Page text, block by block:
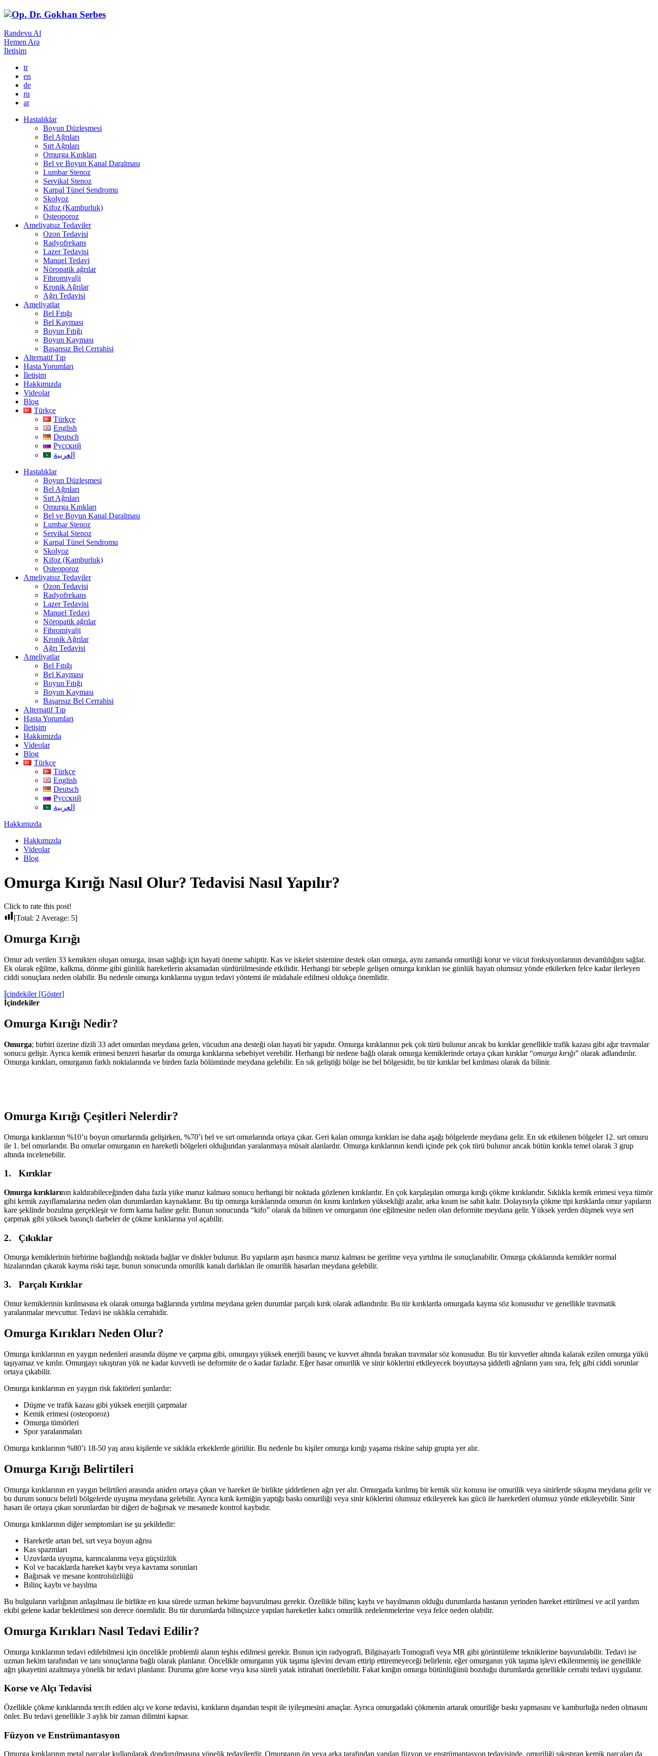
Randevu Al
Hemen Ara
İletişim
tr
en
de
ru
ar
Hastalıklar
Boyun Düzleşmesi
Bel Ağrıları
Sırt Ağrıları
Omurga Kırıkları
Bel ve Boyun Kanal Daralması
Lumbar Stenoz
Servikal Stenoz
Karpal Tünel Sendromu
Skolyoz
Kifoz (Kamburluk)
Osteoporoz
Ameliyatsız Tedaviler
Ozon Tedavisi
Radyofrekans
Lazer Tedavisi
Manuel Tedavi
Nöropatik ağrılar
Fibromiyalji
Kronik Ağrılar
Ağrı Tedavisi
Ameliyatlar
Bel Fıtığı
Bel Kayması
Boyun Fıtığı
Boyun Kayması
Başarısız Bel Cerrahisi
Alternatif Tıp
Hasta Yorumları
İletişim
Hakkımızda
Videolar
Blog
Türkçe
Türkçe
English
Deutsch
Русский
العربية
Hastalıklar
Boyun Düzleşmesi
Bel Ağrıları
Sırt Ağrıları
Omurga Kırıkları
Bel ve Boyun Kanal Daralması
Lumbar Stenoz
Servikal Stenoz
Karpal Tünel Sendromu
Skolyoz
Kifoz (Kamburluk)
Osteoporoz
Ameliyatsız Tedaviler
Ozon Tedavisi
Radyofrekans
Lazer Tedavisi
Manuel Tedavi
Nöropatik ağrılar
Fibromiyalji
Kronik Ağrılar
Ağrı Tedavisi
Ameliyatlar
Bel Fıtığı
Bel Kayması
Boyun Fıtığı
Boyun Kayması
Başarısız Bel Cerrahisi
Alternatif Tıp
Hasta Yorumları
İletişim
Hakkımızda
Videolar
Blog
Türkçe
Türkçe
English
Deutsch
Русский
العربية
Hakkımızda
Hakkımızda
Videolar
Blog
Omurga Kırığı Nasıl Olur? Tedavisi Nasıl Yapılır?
Click to rate this post!
[Total: 2 Average: 5]
Omurga Kırığı
Omur adı verilen 33 kemikten oluşan omurga, insan sağlığı için hayati öneme sahiptir. Kas ve iskelet sistemine destek olan omurga, aynı zamanda omuriliği korur ve vücut fonksiyonlarının devamlılığını sağlar.
Ek olarak eğilme, kalkma, dönme gibi günlük hareketlerin aksamadan sürdürülmesinde etkilidir. Herhangi bir sebeple gelişen omurga kırıkları ise günlük hayatı olumsuz yönde etkilerken felce kadar ilerleyen
ciddi sonuçlara neden olabilir. Bu nedenle omurga kırıklarına uygun tedavi yöntemi ile müdahale edilmesi oldukça önemlidir.
İçindekiler [Göster]
İçindekiler
Omurga Kırığı Nedir?
Omurga; birbiri üzerine dizili 33 adet omurdan meydana gelen, vücudun ana desteği olan hayati bir yapıdır. Omurga kırıklarının pek çok türü bulunur ancak bu kırıklar genellikle trafik kazası gibi ağır travmalar
sonucu gelişir. Ayrıca kemik erimesi benzeri hasarlar da omurga kırıklarına sebebiyet verebilir. Herhangi bir nedene bağlı olarak omurga kemiklerinde ortaya çıkan kırıklar “omurga kırığı” olarak adlandırılır.
Omurga kırıkları, omurganın farklı noktalarında ve birden fazla bölümünde meydana gelebilir. En sık geliştiği bölge ise bel bölgesidir, bu tür kırıklar bel kırılması olarak da bilinir.
Omurga Kırığı Çeşitleri Nelerdir?
Omurga kırıklarının %10’u boyun omurlarında gelişirken, %70’i bel ve sırt omurlarında ortaya çıkar. Geri kalan omurga kırıkları ise daha aşağı bölgelerde meydana gelir. En sık etkilenen bölgeler 12. sırt omuru
ile 1. bel omurlarıdır. Bu omurlar omurganın en hareketli bölgeleri olduğundan yaralanmaya müsait alanlardır. Omurga kırıklarının kendi içinde pek çok türü bulunur ancak bütün kırıkla temel olarak 3 grup
altında incelenebilir.
1. Kırıklar
Omurga kırıklarının kaldırabileceğinden daha fazla yüke maruz kalması sonucu herhangi bir noktada gözlenen kırıklardır. En çok karşılaşılan omurga kırığı çökme kırıklarıdır. Sıklıkla kemik erimesi veya tümör
gibi kemik zayıflamalarına neden olan durumlardan kaynaklanır. Bu tip omurga kırıklarında omurun ön kısmı kırılırken yüksekliği azalır, arka kısım ise sabit kalır. Dolayısıyla çökme tipi kırıklarda omur yapıların
kare şeklinde bozulma gerçekleşir ve form kama haline gelir. Bunun sonucunda “kifo” olarak da bilinen ve omurganın öne eğilmesine neden olan deformite meydana gelir. Yüksek yerden düşmek veya sert
çarpmak gibi yüksek basınçlı darbeler de çökme kırıklarına yol açabilir.
2. Çıkıklar
Omurga kemiklerinin birbirine bağlandığı noktada bağlar ve diskler bulunur. Bu yapıların aşırı basınca maruz kalması ise gerilme veya yırtılma ile sonuçlanabilir. Omurga çıkıklarında kemikler normal
hizalarından çıkarak kayma riski taşır, bunun sonucunda omurilik kanalı darlıkları ile omurilik hasarları meydana gelebilir.
3. Parçalı Kırıklar
Omur kemiklerinin kırılmasına ek olarak omurga bağlarında yırtılma meydana gelen durumlar parçalı kırık olarak adlandırılır. Bu tür kırıklarda omurgada kayma söz konusudur ve genellikle travmatik
yaralanmalar mevcuttur. Tedavi ise sıklıkla cerrahidir.
Omurga Kırıkları Neden Olur?
Omurga kırıklarının en yaygın nedenleri arasında düşme ve çarpma gibi, omurgayı yüksek enerjili basınç ve kuvvet altında bırakan travmalar söz konusudur. Bu tür kuvvetler altında kalarak ezilen omurga yükü
taşıyamaz ve kırılır. Omurgayı sıkıştıran yük ne kadar kuvvetli ise deformite de o kadar fazladır. Eğer hasar omurilik ve sinir köklerini etkileyecek boyuttaysa şiddetli ağrıların yanı sıra, felç gibi ciddi sorunlar
ortaya çıkabilir.
Omurga kırıklarının en yaygın risk faktörleri şunlardır:
Düşme ve trafik kazası gibi yüksek enerjili çarpmalar
Kemik erimesi (osteoporoz)
Omurga tümörleri
Spor yaralanmaları
Omurga kırıklarının %80’i 18-50 yaş arası kişilerde ve sıklıkla erkeklerde görülür. Bu nedenle bu kişiler omurga kırığı yaşama riskine sahip grupta yer alır.
Omurga Kırığı Belirtileri
Omurga kırıklarının en yaygın belirtileri arasında aniden ortaya çıkan ve hareket ile birlikte şiddetlenen ağrı yer alır. Omurgada kırılmış bir kemik söz konusu ise omurilik veya sinirlerde sıkışma meydana gelir ve
bu durum sonucu belirli bölgelerde uyuşma meydana gelebilir. Ayrıca kırık kemiğin yaptığı baskı omuriliği veya sinir köklerini olumsuz etkileyerek kas gücü ile hareketleri olumsuz yönde etkileyebilir. Sinir
hasarı ile ortaya çıkan sorunlardan bir diğeri de bağırsak ve mesanede kontrol kaybıdır.
Omurga kırıklarının diğer semptomları ise şu şekildedir:
Hareketle artan bel, sırt veya boyun ağrısı
Kas spazmları
Uzuvlarda uyuşma, karıncalanma veya güçsüzlük
Kol ve bacaklarda hareket kaybı veya kavrama sorunları
Bağırsak ve mesane kontrolsüzlüğü
Bilinç kaybı ve bayılma
Bu bulguların varlığının anlaşılması ile birlikte en kısa sürede uzman hekime başvurulması gerekir. Özellikle bilinç kaybı ve bayılmanın olduğu durumlarda hastanın yerinden hareket ettirilmesi ve acil yardım
ekibi gelene kadar bekletilmesi son derece önemlidir. Bu tür durumlarda bilinçsizce yapılan hareketler kalıcı omurilik zedelenmelerine veya felce neden olabilir.
Omurga Kırıkları Nasıl Tedavi Edilir?
Omurga kırıklarının tedavi edilebilmesi için öncelikle problemli alanın teşhis edilmesi gerekir. Bunun için radyografi, Bilgisayarlı Tomografi veya MR gibi görüntüleme tekniklerine başvurulabilir. Tedavi ise
uzman hekim tarafından ve tanı sonuçlarına bağlı olarak planlanır. Öncelikle omurganın yük taşıma işlevini devam ettirip ettiremeyeceği belirlenir, eğer omurganın yük taşıma işlevi etkilenmemiş ise genellikle
ağrı şikayetini azaltmaya yönelik bir tedavi planlanır. Duruma göre korse veya kısa süreli yatak istirahati önerilebilir. Fakat kırığın omurga bütünlüğünü bozduğu durumlarda genellikle cerrahi tedavi uygulanır.
Korse ve Alçı Tedavisi
Özellikle çökme kırıklarında tercih edilen alçı ve korse tedavisi, kırıkların dışarıdan tespit ile iyileşmesini amaçlar. Ayrıca omurgadaki çökmenin artarak omuriliğe baskı yapmasını ve kamburluğa neden olmasını
önler. Bu tedavi genellikle 3 aylık bir zaman dilimini kapsar.
Füzyon ve Enstrümantasyon
Omurga kırıklarının metal parçalar kullanılarak dondurulmasına yönelik tedavilerdir. Omurganın ön veya arka tarafından yapılan füzyon ve enstrümantasyon tedavisinde, omuriliği sıkıştıran kemik parçaları da